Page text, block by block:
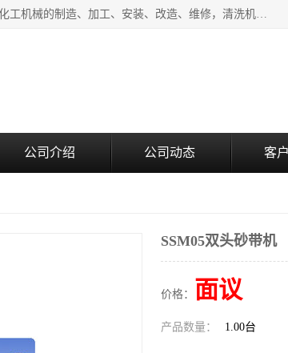
无锡泰源机器制造有限公司经营范围包括起重设备、光整机械、石油机械、化工机械的制造、加工、安装、改造、维修，清洗机、环保设备的制造、加工，磨料、磨液及辅料的销售等；主要产品有：各种抛丸机、光饰机、研磨机、抛光机、砂带机等，多型号、全天候服务保障，有需求者请咨询热线电话或在线客服。
公司介绍 公司动态 客
SSM05双头砂带机
价格： 面议
产品数量： 1.00台